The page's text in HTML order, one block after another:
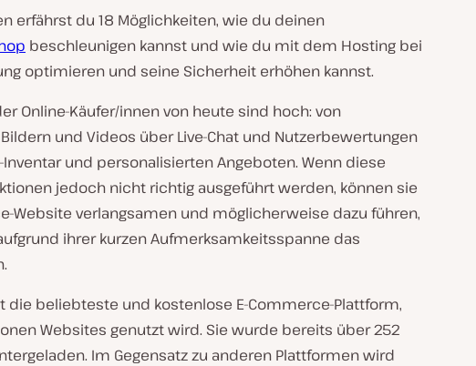
erfährst du 18 Möglichkeiten, wie du deinen
beschleunigen kannst und wie du mit dem Hosting bei
optimieren und seine Sicherheit erhöhen kannst.
Online-Käufer/innen von heute sind hoch: von
und Videos über Live-Chat und Nutzerbewertungen
und personalisierten Angeboten. Wenn diese
jedoch nicht richtig ausgeführt werden, können sie
Website verlangsamen und möglicherweise dazu führen,
ihrer kurzen Aufmerksamkeitsspanne das
die beliebteste und kostenlose E-Commerce-Plattform,
Websites genutzt wird. Sie wurde bereits über 252
Im Gegensatz zu anderen Plattformen wird